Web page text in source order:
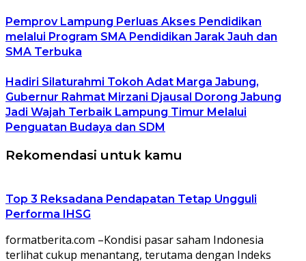
Pemprov Lampung Perluas Akses Pendidikan
melalui Program SMA Pendidikan Jarak Jauh dan
SMA Terbuka
Hadiri Silaturahmi Tokoh Adat Marga Jabung,
Gubernur Rahmat Mirzani Djausal Dorong Jabung
Jadi Wajah Terbaik Lampung Timur Melalui
Penguatan Budaya dan SDM
Rekomendasi untuk kamu
Top 3 Reksadana Pendapatan Tetap Ungguli
Performa IHSG
formatberita.com –Kondisi pasar saham Indonesia
terlihat cukup menantang, terutama dengan Indeks